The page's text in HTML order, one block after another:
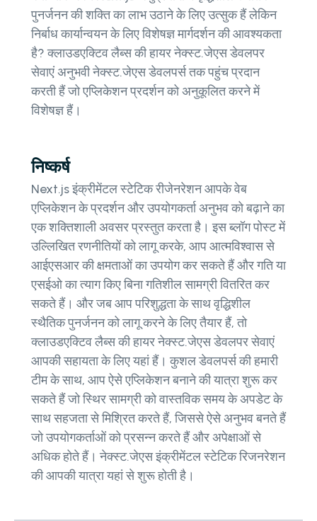
पुनर्जनन की शक्ति का लाभ उठाने के लिए उत्सुक हैं लेकिन
निर्बाध कार्यान्वयन के लिए विशेषज्ञ मार्गदर्शन की आवश्यकता
है? क्लाउडएक्टिव लैब्स की हायर नेक्स्ट.जेएस डेवलपर
सेवाएं अनुभवी नेक्स्ट.जेएस डेवलपर्स तक पहुंच प्रदान
करती हैं जो एप्लिकेशन प्रदर्शन को अनुकूलित करने में
विशेषज्ञ हैं।
निष्कर्ष
Next.js इंक्रीमेंटल स्टेटिक रीजेनरेशन आपके वेब
एप्लिकेशन के प्रदर्शन और उपयोगकर्ता अनुभव को बढ़ाने का
एक शक्तिशाली अवसर प्रस्तुत करता है। इस ब्लॉग पोस्ट में
उल्लिखित रणनीतियों को लागू करके, आप आत्मविश्वास से
आईएसआर की क्षमताओं का उपयोग कर सकते हैं और गति या
एसईओ का त्याग किए बिना गतिशील सामग्री वितरित कर
सकते हैं। और जब आप परिशुद्धता के साथ वृद्धिशील
स्थैतिक पुनर्जनन को लागू करने के लिए तैयार हैं, तो
क्लाउडएक्टिव लैब्स की हायर नेक्स्ट.जेएस डेवलपर सेवाएं
आपकी सहायता के लिए यहां हैं। कुशल डेवलपर्स की हमारी
टीम के साथ, आप ऐसे एप्लिकेशन बनाने की यात्रा शुरू कर
सकते हैं जो स्थिर सामग्री को वास्तविक समय के अपडेट के
साथ सहजता से मिश्रित करते हैं, जिससे ऐसे अनुभव बनते हैं
जो उपयोगकर्ताओं को प्रसन्न करते हैं और अपेक्षाओं से
अधिक होते हैं। नेक्स्ट.जेएस इंक्रीमेंटल स्टेटिक रिजनरेशन
की आपकी यात्रा यहां से शुरू होती है।